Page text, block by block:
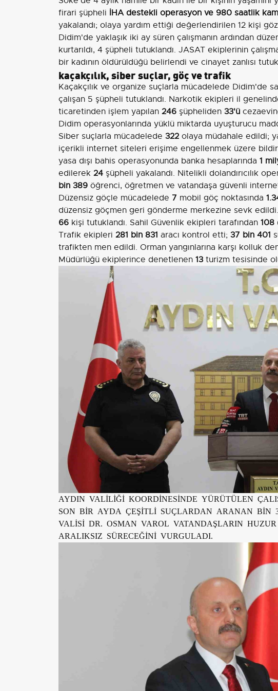
firari şüpheli İHA destekli operasyon ve 980 saatlik
yakalandı; olaya yardım ettiği değerlendirilen 12 kişi
Didim'de yaklaşık iki ay süren çalışmanın ardından
kurtarıldı, 4 şüpheli tutuklandı. JASAT ekiplerinin
bir kadının öldürüldüğü belirlendi ve cinayet zanlısı
kaçakçılık, siber suçlar, göç ve trafik
Kaçakçılık ve organize suçlarla mücadelede Didim'de
çalışan 5 şüpheli tutuklandı. Narkotik ekipleri il
ticaretinden işlem yapılan 246 şüpheliden 33'ü
Didim operasyonlarında yüklü miktarda uyuşturucu
Siber suçlarla mücadelede 322 olaya müdahale edildi;
içerikli internet siteleri erişime engellenmek üzere
yasa dışı bahis operasyonunda banka hesaplarında 1
edilerek 24 şüpheli yakalandı. Nitelikli dolandırıcılık
bin 389 öğrenci, öğretmen ve vatandaşa güvenli
Düzensiz göçle mücadelede 7 mobil göç noktasında
düzensiz göçmen geri gönderme merkezine sevk edildi.
66 kişi tutuklandı. Sahil Güvenlik ekipleri tarafından 108
Trafik ekipleri 281 bin 831 aracı kontrol etti; 37 bin 401
trafikten men edildi. Orman yangınlarına karşı kolluk
Müdürlüğü ekiplerince denetlenen 13 turizm tesisinde
AYDIN VALİLİĞİ KOORDİNESİNDE YÜRÜTÜLEN
SON BİR AYDA ÇEŞİTLİ SUÇLARDAN ARANAN BİN
VALİSİ DR. OSMAN VAROL VATANDAŞLARIN
ARALIKSIZ SÜRECEĞİNİ VURGULADI.